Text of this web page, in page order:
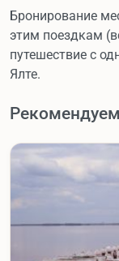
Бронирование
этим поездкам
путешествие с
Ялте.